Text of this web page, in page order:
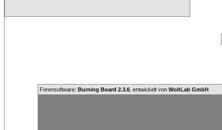
Forensoftware:Burning Board 2.3.6 , entwickelt vonWoltLab GmbH